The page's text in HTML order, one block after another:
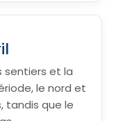
sentiers et la
le nord et
tandis que le